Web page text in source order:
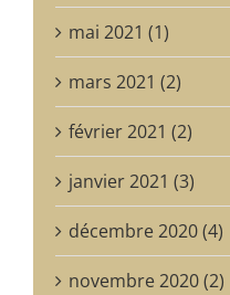
mai 2021 (1)
mars 2021 (2)
février 2021 (2)
janvier 2021 (3)
décembre 2020 (4)
novembre 2020 (2)